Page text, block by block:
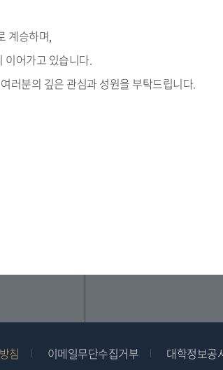
계승하며,
이어가고 있습니다.
러분의 깊은 관심과 성원을 부탁드립니다.
침 이메일무단수집거부 대학정보공